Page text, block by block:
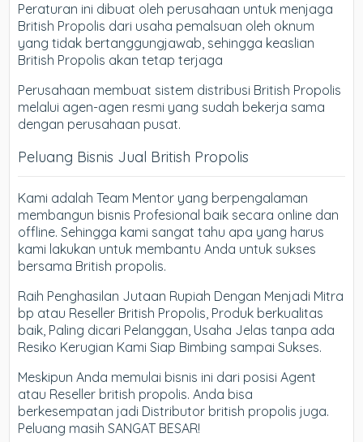
Peraturan ini dibuat oleh perusahaan untuk menjaga
British Propolis dari usaha pemalsuan oleh oknum
yang tidak bertanggungjawab, sehingga keaslian
British Propolis akan tetap terjaga
Perusahaan membuat sistem distribusi British Propolis
melalui agen-agen resmi yang sudah bekerja sama
dengan perusahaan pusat.
Peluang Bisnis Jual British Propolis
Kami adalah Team Mentor yang berpengalaman
membangun bisnis Profesional baik secara online dan
offline. Sehingga kami sangat tahu apa yang harus
kami lakukan untuk membantu Anda untuk sukses
bersama British propolis.
Raih Penghasilan Jutaan Rupiah Dengan Menjadi Mitra
bp atau Reseller British Propolis, Produk berkualitas
baik, Paling dicari Pelanggan, Usaha Jelas tanpa ada
Resiko Kerugian Kami Siap Bimbing sampai Sukses.
Meskipun Anda memulai bisnis ini dari posisi Agent
atau Reseller british propolis. Anda bisa
berkesempatan jadi Distributor british propolis juga.
Peluang masih SANGAT BESAR!